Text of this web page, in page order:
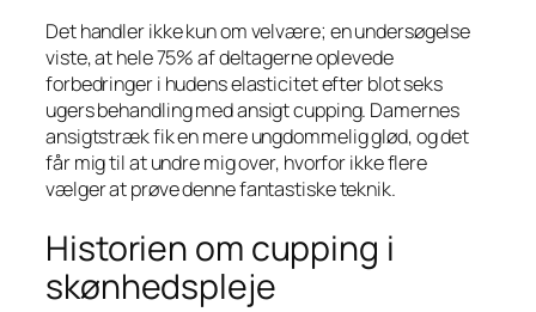
Det handler ikke kun om velvære; en undersøgelse
viste, at hele 75% af deltagerne oplevede
forbedringer i hudens elasticitet efter blot seks
ugers behandling med ansigt cupping. Damernes
ansigtstræk fik en mere ungdommelig glød, og det
får mig til at undre mig over, hvorfor ikke flere
vælger at prøve denne fantastiske teknik.
Historien om cupping i
skønhedspleje